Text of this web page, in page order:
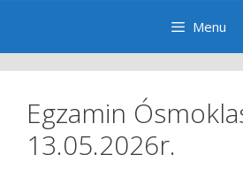
Menu
Egzamin
13.05.2026r.